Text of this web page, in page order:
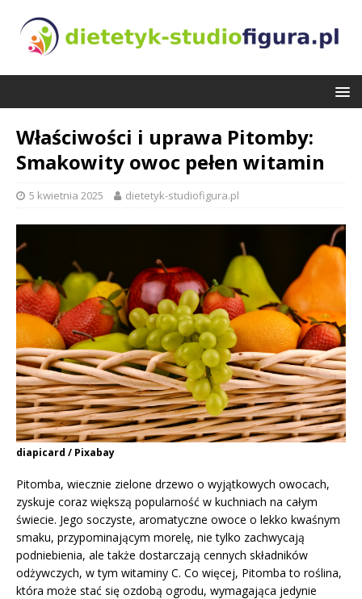
Właściwości i uprawa Pitomby:
Smakowity owoc pełen witamin
5 kwietnia 2025 dietetyk-studiofigura.pl
diapicard / Pixabay
Pitomba, wiecznie zielone drzewo o wyjątkowych owocach,
zyskuje coraz większą popularność w kuchniach na całym
świecie. Jego soczyste, aromatyczne owoce o lekko kwaśnym
smaku, przypominającym morelę, nie tylko zachwycają
podniebienia, ale także dostarczają cennych składników
odżywczych, w tym witaminy C. Co więcej, Pitomba to roślina,
która może stać się ozdobą ogrodu, wymagająca jedynie